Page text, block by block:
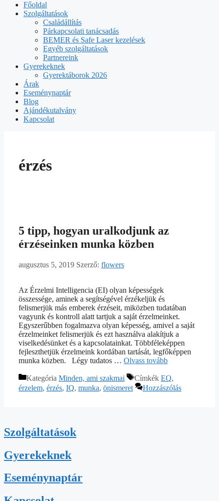
Főoldal
Szolgáltatások
Családállítás
Párkapcsolati tanácsadás
BEMER és Safe Laser kezelések
Egyéb szolgáltatások
Partnereink
Gyerekeknek
Gyerektáborok 2026
Árak
Eseménynaptár
Blog
Ajándékutalvány
Kapcsolat
érzés
5 tipp, hogyan uralkodjunk az
érzéseinken munka közben
augusztus 5, 2019 Szerző: flowers
Az Érzelmi Intelligencia (EI) olyan képességek
összessége, aminek a segítségével érzékeljük és
felismerjük más emberek érzéseit, miközben tudatában
vagyunk és kontroll alatt tartjuk a saját érzelmeinket.
Egyszerűbben fogalmazva olyan képesség, amivel a saját
érzelmeinket felismerjük és ezt használva alakítjuk a
viselkedésünket és a kapcsolatainkat. Többféleképpen
fejleszthetjük érzelmeink kordában tartását, legfőképpen
munka közben. Légy tudatos … Olvass tovább
Kategória Minden, ami szakmai Címkék EQ,
érzelem, érzés, IQ, munka, önismeret Hozzászólás
Szolgáltatások
Gyerekeknek
Eseménynaptár